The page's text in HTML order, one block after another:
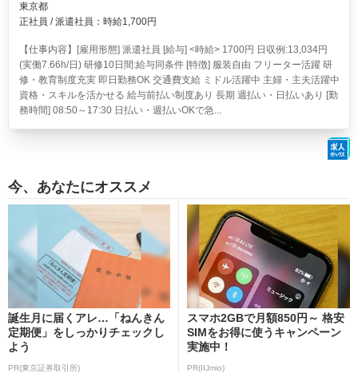
東京都
正社員 / 派遣社員：時給1,700円
【仕事内容】[雇用形態] 派遣社員 [給与] <時給> 1700円 日収例:13,034円
(実働7.66h/日) 研修10日間:給与同条件 [特徴] 服装自由 フリーター活躍 研
修・教育制度充実 即日勤務OK 交通費支給 ミドル活躍中 主婦・主夫活躍中
資格・スキルを活かせる 給与前払い制度あり 長期 週払い・日払いあり [勤
務時間] 08:50～17:30 日払い・週払いOKで急...
今、あなたにオススメ
誕生月に届くアレ…「ねんきん
定期便」をしっかりチェックし
よう
PR(東京証券取引所)
スマホ2GBで月額850円～ 格安
SIMをお得に使うキャンペーン
実施中！
PR(IIJmio)